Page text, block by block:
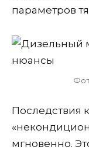
параметров
Последствия
мгновенно.